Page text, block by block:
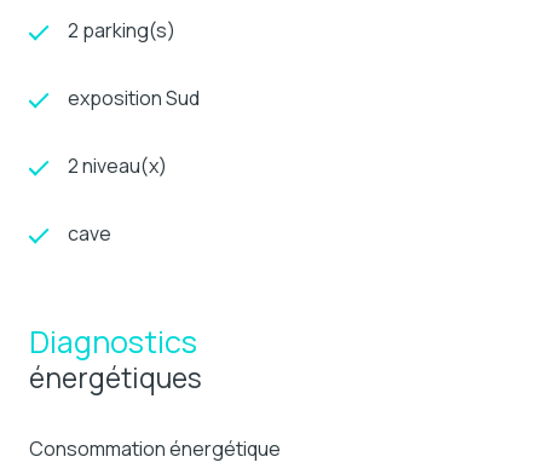
2 parking(s)
exposition Sud
2 niveau(x)
cave
Diagnostics
énergétiques
Consommation énergétique